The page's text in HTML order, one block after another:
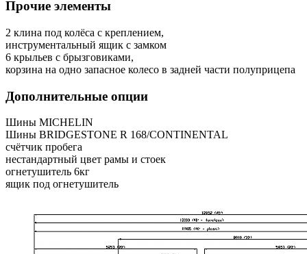
Прочие элементы
2 клина под колёса с креплением,
инструментальный ящик с замком
6 крыльев с брызговиками,
корзина на одно запасное колесо в задней части полуприцепа
Дополнительные опции
Шины MICHELIN
Шины BRIDGESTONE R 168/CONTINENTAL
счётчик пробега
нестандартный цвет рамы и стоек
огнетушитель 6кг
ящик под огнетушитель